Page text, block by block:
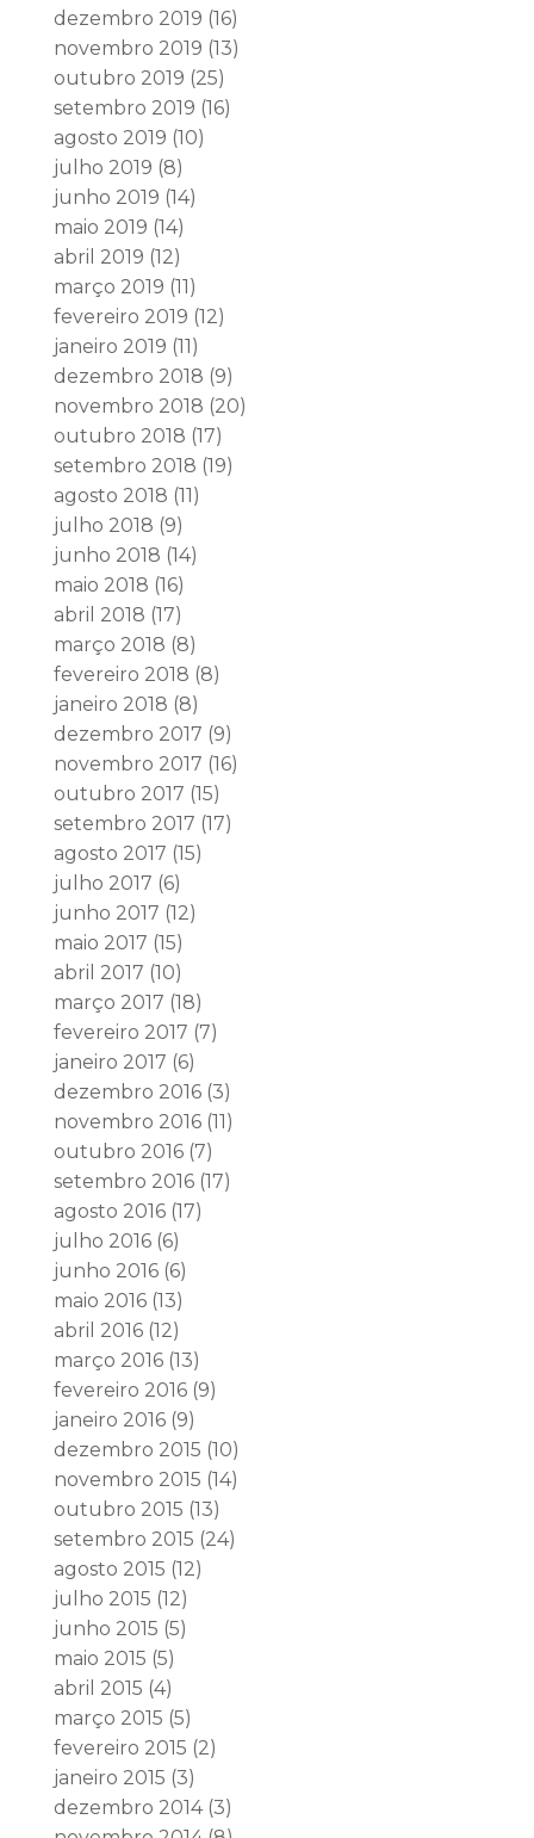
dezembro 2019 (16)
novembro 2019 (13)
outubro 2019 (25)
setembro 2019 (16)
agosto 2019 (10)
julho 2019 (8)
junho 2019 (14)
maio 2019 (14)
abril 2019 (12)
março 2019 (11)
fevereiro 2019 (12)
janeiro 2019 (11)
dezembro 2018 (9)
novembro 2018 (20)
outubro 2018 (17)
setembro 2018 (19)
agosto 2018 (11)
julho 2018 (9)
junho 2018 (14)
maio 2018 (16)
abril 2018 (17)
março 2018 (8)
fevereiro 2018 (8)
janeiro 2018 (8)
dezembro 2017 (9)
novembro 2017 (16)
outubro 2017 (15)
setembro 2017 (17)
agosto 2017 (15)
julho 2017 (6)
junho 2017 (12)
maio 2017 (15)
abril 2017 (10)
março 2017 (18)
fevereiro 2017 (7)
janeiro 2017 (6)
dezembro 2016(3)
novembro 2016(11)
outubro 2016(7)
setembro 2016(17)
agosto 2016(17)
julho 2016(6)
junho 2016(6)
maio 2016(13)
abril 2016(12)
março 2016(13)
fevereiro 2016(9)
janeiro 2016(9)
dezembro 2015 (10)
novembro 2015 (14)
outubro 2015 (13)
setembro 2015 (24)
agosto 2015 (12)
julho 2015 (12)
junho 2015 (5)
maio 2015 (5)
abril 2015 (4)
março 2015 (5)
fevereiro 2015 (2)
janeiro 2015 (3)
dezembro 2014(3)